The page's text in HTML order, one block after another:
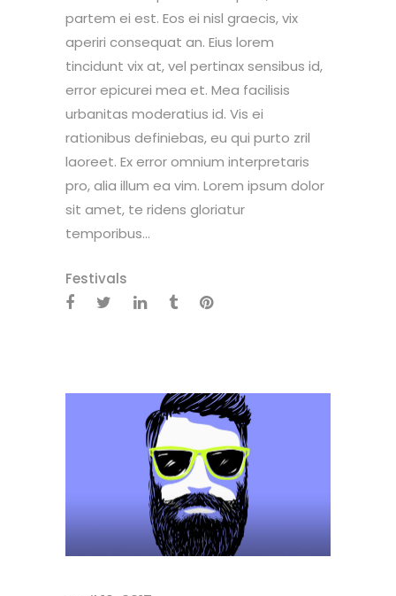
partem ei est. Eos ei nisl graecis, vix
aperiri consequat an. Eius lorem
tincidunt vix at, vel pertinax sensibus id,
error epicurei mea et. Mea facilisis
urbanitas moderatius id. Vis ei
rationibus definiebas, eu qui purto zril
laoreet. Ex error omnium interpretaris
pro, alia illum ea vim. Lorem ipsum dolor
sit amet, te ridens gloriatur
temporibus...
Festivals